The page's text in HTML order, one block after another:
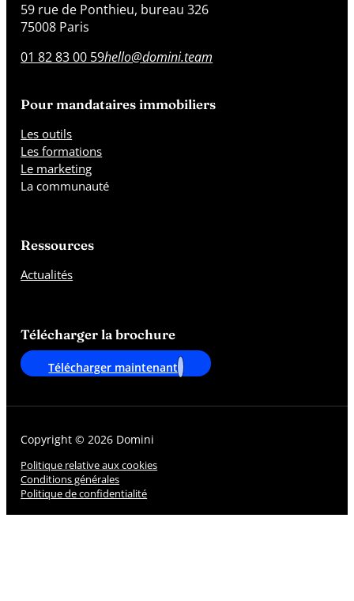
59 rue de Ponthieu, bureau 326
75008 Paris
01 82 83 00 59hello@domini.team
Pour mandataires immobiliers
Les outils
Les formations
Le marketing
La communauté
Ressources
Actualités
Télécharger la brochure
Télécharger maintenant
Copyright © 2026 Domini
Politique relative aux cookies
Conditions générales
Politique de confidentialité